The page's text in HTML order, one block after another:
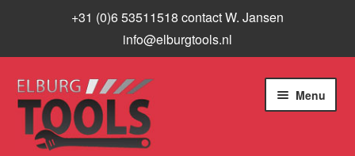
+31 (0)6 53511518 contact W. Jansen
info@elburgtools.nl
Ga
door
naar
navigatie
Ga
naar
inhoud
Menu